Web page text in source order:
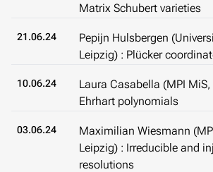
Matrix Schubert varieties
21.06.24
Pepijn Hulsbergen
Leipzig) : Plücker
10.06.24
Laura Casabella (MPI MiS,
Ehrhart polynomials
03.06.24
Maximilian Wiesmann
Leipzig) : Irreducible and
resolutions